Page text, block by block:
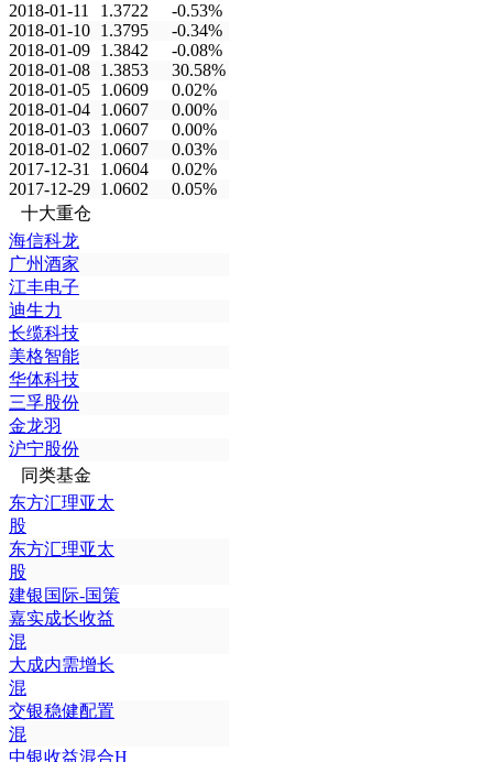
2018-01-11 1.3722
-0.53%
2018-01-10 1.3795
-0.34%
2018-01-09 1.3842
-0.08%
2018-01-08 1.3853
30.58%
2018-01-05 1.0609
0.02%
2018-01-04 1.0607
0.00%
2018-01-03 1.0607
0.00%
2018-01-02
1.0607
0.03%
2017-12-31
1.0604
0.02%
2017-12-29 1.0602
0.05%
十大重仓
海信科龙
广州酒家
江丰电子
迪生力
长缆科技
美格智能
华体科技
三孚股份
金龙羽
沪宁股份
同类基金
东方汇理亚太
股
东方汇理亚太
股
建银国际-国策
嘉实成长收益
混
大成内需增长
混
交银稳健配置
混
中银收益混合H